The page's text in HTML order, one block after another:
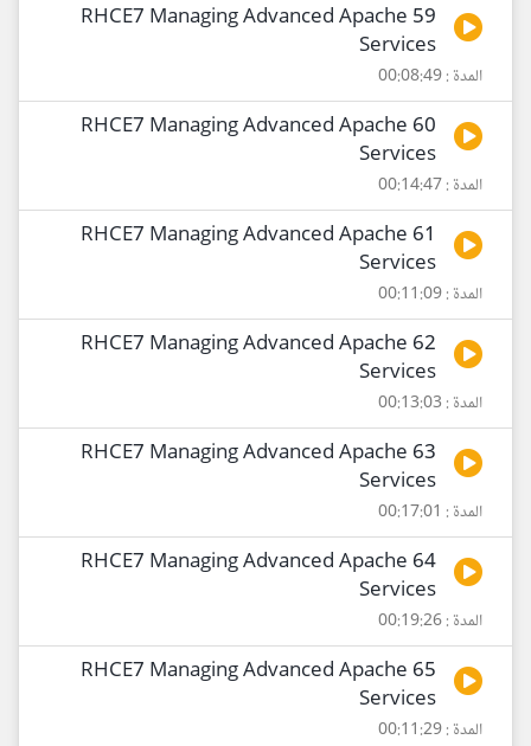
59 RHCE7 Managing Advanced Apache
Services
المدة : 00:08:49
60 RHCE7 Managing Advanced Apache
Services
المدة : 00:14:47
61 RHCE7 Managing Advanced Apache
Services
المدة : 00:11:09
62 RHCE7 Managing Advanced Apache
Services
المدة : 00:13:03
63 RHCE7 Managing Advanced Apache
Services
المدة : 00:17:01
64 RHCE7 Managing Advanced Apache
Services
المدة : 00:19:26
65 RHCE7 Managing Advanced Apache
Services
المدة : 00:11:29